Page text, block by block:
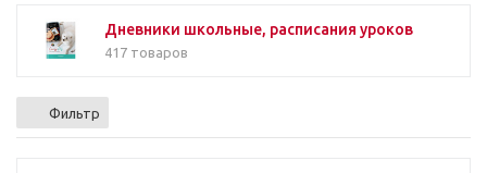
Дневники школьные, расписания уроков
417 товаров
Фильтр